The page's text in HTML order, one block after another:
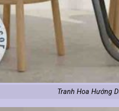
Tranh Hoa Hướng